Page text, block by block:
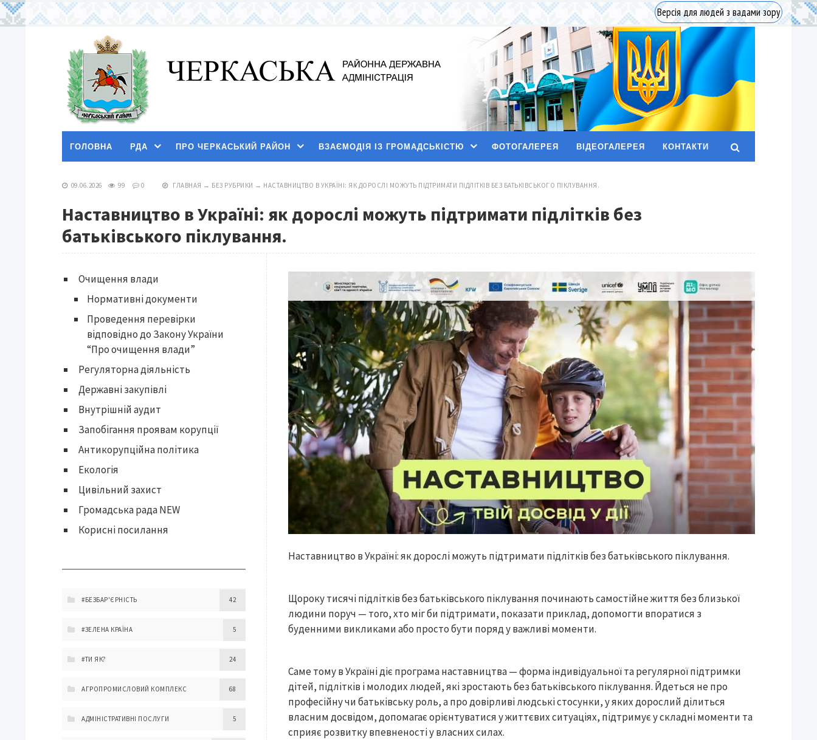
Версія для людей з вадами зору
ГОЛОВНА РДА ПРО ЧЕРКАСЬКИЙ РАЙОН ВЗАЄМОДІЯ ІЗ ГРОМАДСЬКІСТЮ ФОТОГАЛЕРЕЯ ВІДЕОГАЛЕРЕЯ КОНТАКТИ
09.06.2026 99 0 ГЛАВНАЯ → БЕЗ РУБРИКИ → НАСТАВНИЦТВО В УКРАЇНІ: ЯК ДОРОСЛІ МОЖУТЬ ПІДТРИМАТИ ПІДЛІТКІВ БЕЗ БАТЬКІВСЬКОГО ПІКЛУВАННЯ.
Наставництво в Україні: як дорослі можуть підтримати підлітків без
батьківського піклування.
Наставництво в Україні: як дорослі можуть підтримати підлітків без батьківського піклування.
Щороку тисячі підлітків без батьківського піклування починають самостійне життя без близької
людини поруч — того, хто міг би підтримати, показати приклад, допомогти впоратися з
буденними викликами або просто бути поряд у важливі моменти.
Саме тому в Україні діє програма наставництва — форма індивідуальної та регулярної підтримки
дітей, підлітків і молодих людей, які зростають без батьківського піклування. Йдеться не про
професійну чи батьківську роль, а про довірливі людські стосунки, у яких дорослий ділиться
власним досвідом, допомагає орієнтуватися у життєвих ситуаціях, підтримує у складні моменти та
сприяє розвитку впевненості у власних силах.
Очищення влади
Нормативні документи
Проведення перевірки
відповідно до Закону України
“Про очищення влади”
Регуляторна діяльність
Державні закупівлі
Внутрішній аудит
Запобігання проявам корупції
Антикорупційна політика
Екологія
Цивільний захист
Громадська рада NEW
Корисні посилання
#БЕЗБАР'ЄРНІСТЬ 42
#ЗЕЛЕНА КРАЇНА 5
#ТИ ЯК? 24
АГРОПРОМИСЛОВИЙ КОМПЛЕКС 68
АДМІНІСТРАТИВНІ ПОСЛУГИ 5